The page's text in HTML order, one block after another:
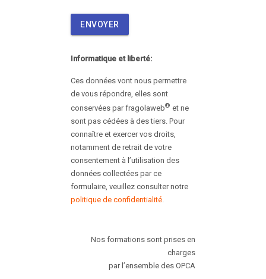
ENVOYER
Informatique et liberté:
Ces données vont nous permettre
de vous répondre, elles sont
conservées par fragolaweb® et ne
sont pas cédées à des tiers. Pour
connaître et exercer vos droits,
notamment de retrait de votre
consentement à l’utilisation des
données collectées par ce
formulaire, veuillez consulter notre
politique de confidentialité.
Nos formations sont prises en
charges
par l’ensemble des OPCA